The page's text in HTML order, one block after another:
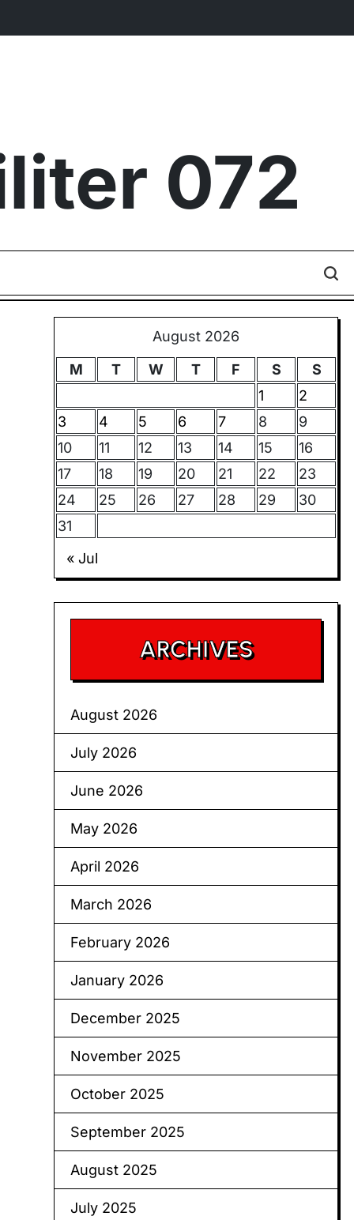
072
August 2026
M
T W T F S
S
1
2
3
4 5 6 7 8
9
10
11 12 13 14 15
16
17
18 19 20 21 22
23
24
25 26 27 28 29
30
31
« Jul
ARCHIVES
August 2026
July 2026
June 2026
May 2026
April 2026
March 2026
February 2026
January 2026
December 2025
November 2025
October 2025
September 2025
August 2025
July 2025